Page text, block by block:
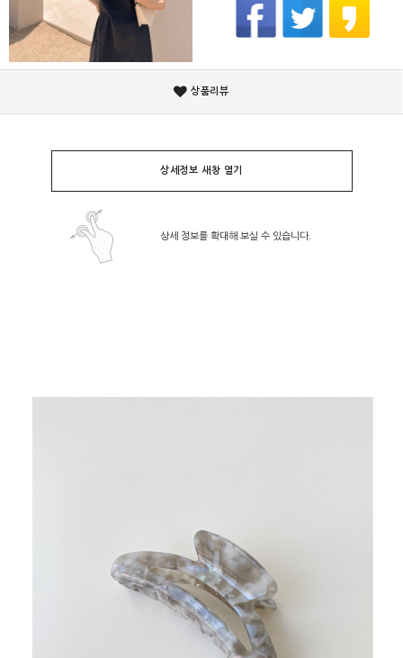
상품리뷰
상세정보 새창 열기
상세 정보를 확대해 보실 수 있습니다.